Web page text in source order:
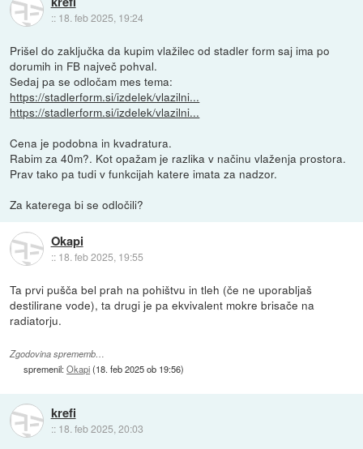
:: 18. feb 2025, 19:24
Prišel do zaključka da kupim vlažilec od stadler form saj ima po
dorumih in FB največ pohval.
Sedaj pa se odločam mes tema:
https://stadlerform.si/izdelek/vlazilni...
https://stadlerform.si/izdelek/vlazilni...
Cena je podobna in kvadratura.
Rabim za 40m?. Kot opažam je razlika v načinu vlaženja prostora.
Prav tako pa tudi v funkcijah katere imata za nadzor.
Za katerega bi se odločili?
Okapi
:: 18. feb 2025, 19:55
Ta prvi pušča bel prah na pohištvu in tleh (če ne uporabljaš
destilirane vode), ta drugi je pa ekvivalent mokre brisače na
radiatorju.
Zgodovina sprememb…
spremenil:Okapi(18. feb 2025 ob 19:56)
krefi
:: 18. feb 2025, 20:03